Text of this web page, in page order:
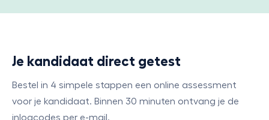
Je kandidaat direct getest
Bestel in 4 simpele stappen een online assessment
voor je kandidaat. Binnen 30 minuten ontvang je de
inlogcodes per e-mail.